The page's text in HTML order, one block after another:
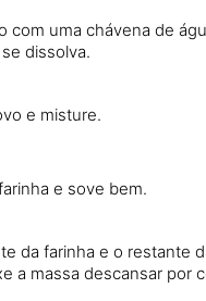
uma chávena de
dissolva.
e misture.
e sove bem.
da farinha e o restante
a massa descansar por